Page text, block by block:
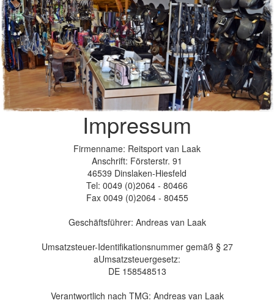
Impressum
Firmenname: Reitsport van Laak
Anschrift: Försterstr. 91
46539 Dinslaken-Hiesfeld
Tel: 0049 (0)2064 - 80466
Fax 0049 (0)2064 - 80455
Geschäftsführer: Andreas van Laak
Umsatzsteuer-Identifikationsnummer gemäß § 27
aUmsatzsteuergesetz:
DE 158548513
Verantwortlich nach TMG: Andreas van Laak